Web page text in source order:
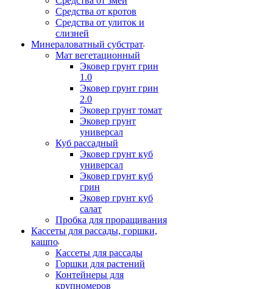
Средства от кротов
Средства от улиток и
слизней
Минераловатный субстрат
Мат вегетационный
Эковер грунт грин
1.0
Эковер грунт грин
2.0
Эковер грунт томат
Эковер грунт
универсал
Куб рассадный
Эковер грунт куб
универсал
Эковер грунт куб
грин
Эковер грунт куб
салат
Пробка для проращивания
Кассеты для рассады, горшки,
кашпо
Кассеты для рассады
Горшки для растений
Контейнеры для
крупномеров